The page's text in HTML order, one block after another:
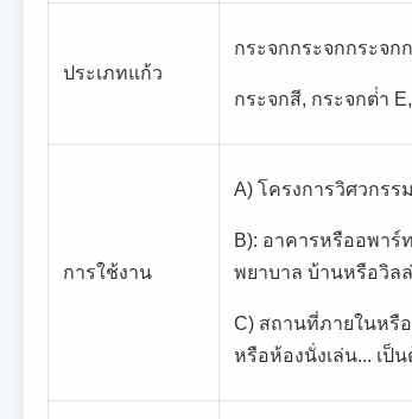
ประเภทแก้ว
กระจกกระจกกระจก
กระจกสี, กระจกต่ํา
การใช้งาน
A) โครงการวิศวกร
B): อาคารหรืออพาร์
พยาบาล บ้านหรือวิล
C) สถานที่ภายในหรื
หรือห้องนั่งเล่น... เป็